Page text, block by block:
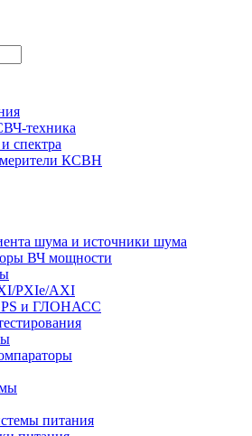
техника
спектра
КСВН
шума и источники шума
ВЧ мощности
PXIe/AXI
и ГЛОНАСС
питания